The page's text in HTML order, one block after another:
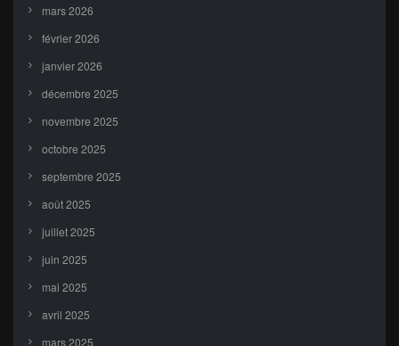
mars 2026
février 2026
janvier 2026
décembre 2025
novembre 2025
octobre 2025
septembre 2025
août 2025
juillet 2025
juin 2025
mai 2025
avril 2025
mars 2025